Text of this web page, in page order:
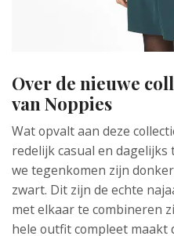
Over de nieuwe
van Noppies
Wat opvalt aan deze
redelijk casual en
we tegenkomen zijn
zwart. Dit zijn de echte
met elkaar te combineren
hele outfit compleet